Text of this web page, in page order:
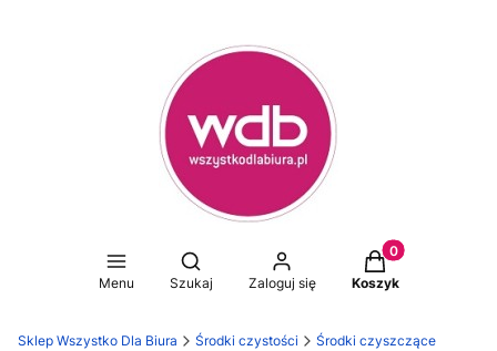
Menu
Otwórz wyszukiwarkę
Szukaj Zaloguj się
Produkty w
Koszyk
Sklep Wszystko Dla Biura Środki czystości Środki czyszczące